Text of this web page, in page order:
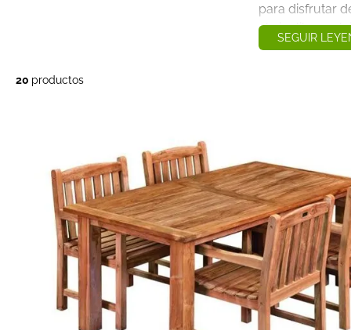
para disfrutar
al aire libre,
libro o
Si buscas una
duradera y
para amueblar
muebles de
mejor
descubrirás
distintos tipos
consejos clave
mobiliario
SEGUIR
20 productos